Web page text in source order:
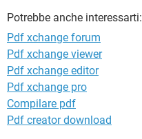
Potrebbe anche interessarti:
Pdf xchange forum
Pdf xchange viewer
Pdf xchange editor
Pdf xchange pro
Compilare pdf
Pdf creator download